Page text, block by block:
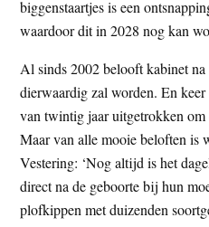
biggenstaartjes is een
waardoor dit in 2028 nog kan
Al sinds 2002 belooft kabinet
dierwaardig zal worden. En
van twintig jaar uitgetrokken
Maar van alle mooie beloften is
Vestering: ‘Nog altijd is het
direct na de geboorte bij hun
plofkippen met duizenden